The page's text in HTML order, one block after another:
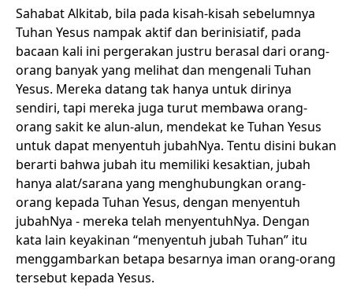
Sahabat Alkitab, bila pada kisah-kisah sebelumnya
Tuhan Yesus nampak aktif dan berinisiatif, pada
bacaan kali ini pergerakan justru berasal dari orang-
orang banyak yang melihat dan mengenali Tuhan
Yesus. Mereka datang tak hanya untuk dirinya
sendiri, tapi mereka juga turut membawa orang-
orang sakit ke alun-alun, mendekat ke Tuhan Yesus
untuk dapat menyentuh jubahNya. Tentu disini bukan
berarti bahwa jubah itu memiliki kesaktian, jubah
hanya alat/sarana yang menghubungkan orang-
orang kepada Tuhan Yesus, dengan menyentuh
jubahNya - mereka telah menyentuhNya. Dengan
kata lain keyakinan “menyentuh jubah Tuhan” itu
menggambarkan betapa besarnya iman orang-orang
tersebut kepada Yesus.